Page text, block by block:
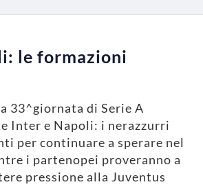
le formazioni
33^giornata di Serie A
Inter e Napoli: i nerazzurri
per continuare a sperare nel
i partenopei proveranno a
pressione alla Juventus